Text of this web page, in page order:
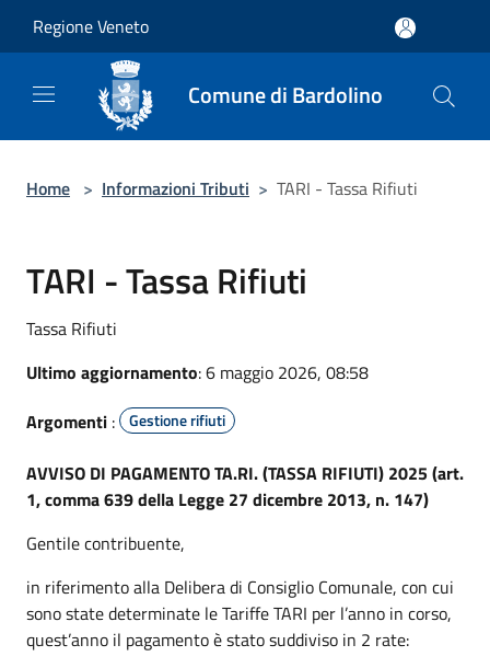
Regione Veneto
Comune di Bardolino
Home > Informazioni Tributi > TARI - Tassa Rifiuti
TARI - Tassa Rifiuti
Tassa Rifiuti
Ultimo aggiornamento: 6 maggio 2026, 08:58
Argomenti : Gestione rifiuti
AVVISO DI PAGAMENTO TA.RI. (TASSA RIFIUTI) 2025 (art.
1, comma 639 della Legge 27 dicembre 2013, n. 147)
Gentile contribuente,
in riferimento alla Delibera di Consiglio Comunale, con cui
sono state determinate le Tariffe TARI per l’anno in corso,
quest’anno il pagamento è stato suddiviso in 2 rate: